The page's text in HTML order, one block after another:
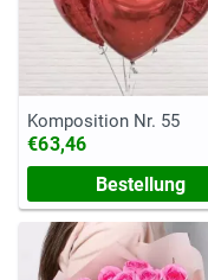
Komposition Nr. 55
€63,46
Bestellung